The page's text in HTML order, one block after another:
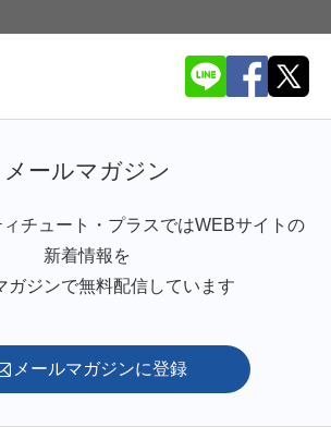
メールマガジン
チュート・プラスではWEBサイトの
新着情報を
ガジンで無料配信しています
メールマガジンに登録